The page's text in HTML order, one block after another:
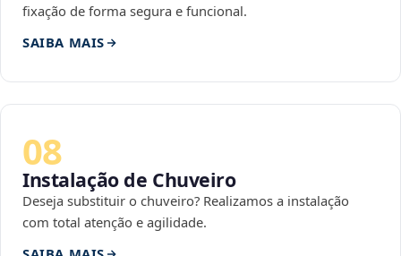
fixação de forma segura e funcional.
SAIBA MAIS
08
Instalação de Chuveiro
Deseja substituir o chuveiro? Realizamos a instalação
com total atenção e agilidade.